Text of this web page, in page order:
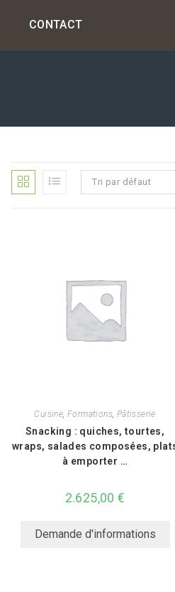
CONTACT
Tri par défaut
Cuisine,Formations, Pâtisserie
Snacking : quiches, tourtes,
wraps, salades composées,
à emporter …
2.625,00€
Demande d'informations